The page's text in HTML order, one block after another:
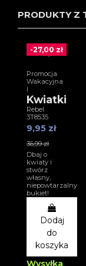
PRODUKTY Z
-27,00 zł
Promocja
Wakacyjna
I
Kwiatki
Rebel
3T8535
9,95 zł
36,99 zł
Dbaj o
kwiaty i
stwórz
własny,
niepowtarzalny
bukiet!
Dodaj
do
koszyka
Wysyłka